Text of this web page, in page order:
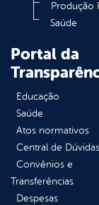
Produção
Saúde
Portal da
Educação
Saúde
Atos normativos
Central de Dúvidas
Convênios e
Transferências
Despesas